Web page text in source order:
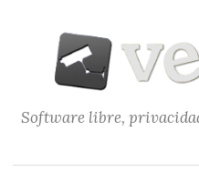
contenido
Software libre,